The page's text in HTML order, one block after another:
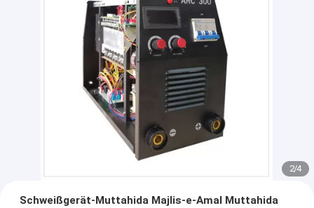
2/4
Schweißgerät-Muttahida Majlis-e-Amal Muttahida